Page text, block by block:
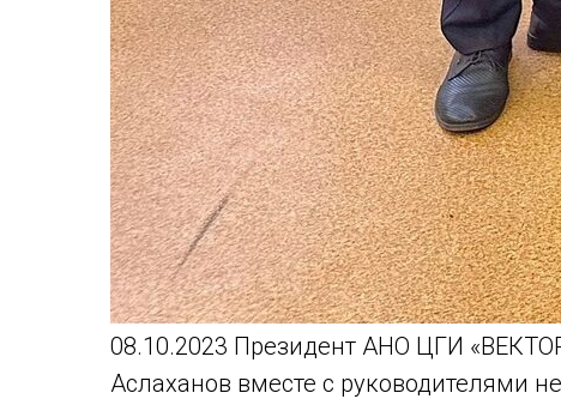
08.10.2023 Президент АНО ЦГИ
Аслаханов вместе с руководителями